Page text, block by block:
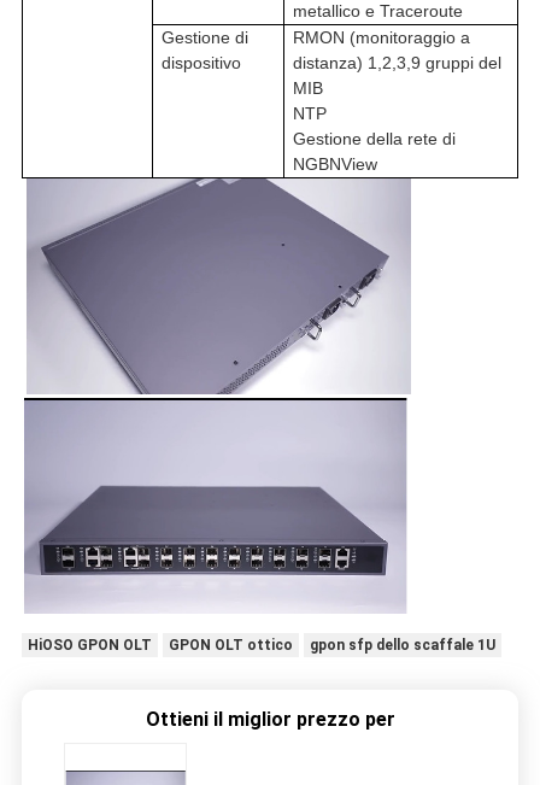
metallico e Traceroute
Gestione di
dispositivo
RMON (monitoraggio a
distanza) 1,2,3,9 gruppi del
MIB
NTP
Gestione della rete di
NGBNView
HiOSO GPON OLT GPON OLT ottico gpon sfp dello scaffale 1U
Ottieni il miglior prezzo per